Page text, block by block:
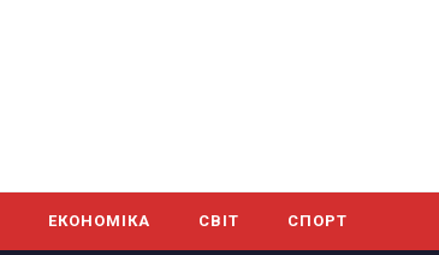
ЕКОНОМІКА СВІТ СПОРТ